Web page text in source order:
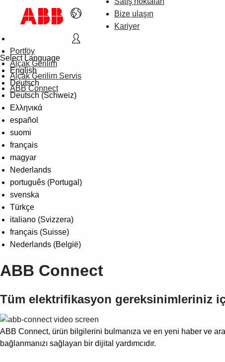
Bize ulaşın
Kariyer
Portföy
Alçak Gerilim
Alçak Gerilim Servis
ABB Connect
Select Language
English
Deutsch
Deutsch (Schweiz)
Ελληνικά
español
suomi
français
magyar
Nederlands
português (Portugal)
svenska
Türkçe
italiano (Svizzera)
français (Suisse)
Nederlands (België)
ABB Connect
Tüm elektrifikasyon gereksinimleriniz
ABB Connect, ürün bilgilerini bulmanıza ve en yeni haber ve
bağlanmanızı sağlayan bir dijital yardımcıdır.